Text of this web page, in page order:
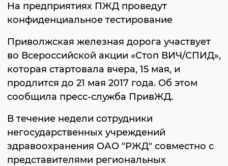
На предприятиях ПЖД проведут
конфиденциальное тестирование
Приволжская железная дорога участвует
во Всероссийской акции «Стоп ВИЧ/СПИД»,
которая стартовала вчера, 15 мая, и
продлится до 21 мая 2017 года. Об этом
сообщила пресс-служба ПривЖД.
В течение недели сотрудники
негосударственных учреждений
здравоохранения ОАО "РЖД" совместно с
представителями региональных